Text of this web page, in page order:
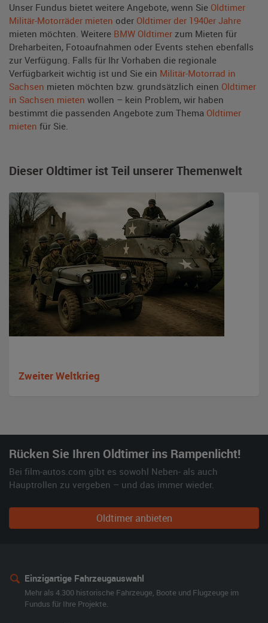
Unser Fundus bietet weitere Angebote, wenn Sie Oldtimer
Militär-Motorräder mieten oder Oldtimer der 1940er Jahre
mieten möchten. Weitere BMW Oldtimer zum Mieten für
Dreharbeiten, Fotoaufnahmen oder Events stehen ebenfalls
zur Verfügung. Falls für Ihr Vorhaben die regionale
Verfügbarkeit wichtig ist und Sie ein Militär-Motorrad in
Sachsen mieten möchten bzw. grundsätzlich einen Oldtimer
in Sachsen mieten wollen – kein Problem, wir haben
bestimmt die passenden Angebote zum Thema Oldtimer
mieten für Sie.
Dieser Oldtimer ist Teil unserer Themenwelt
Zweiter Weltkrieg
Rücken Sie Ihren Oldtimer ins Rampenlicht!
Bei film-autos.com gibt es sowohl Neben- als auch
Hauptrollen zu vergeben – und das immer wieder.
Oldtimer anbieten
Einzigartige Fahrzeugauswahl
Mehr als 4.300 historische Fahrzeuge, Boote und Flugzeuge im
Fundus für Ihre Projekte.